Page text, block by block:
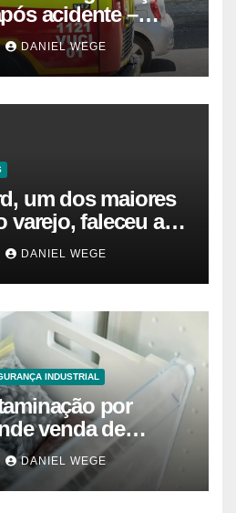
acidente –
DANIEL WEGE
um dos maiores
varejo, faleceu aos
Notícias
DANIEL WEGE
INDUSTRIAL
por
venda de
da América
DANIEL WEGE